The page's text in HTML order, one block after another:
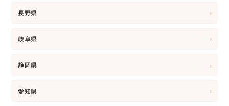
長野県 ›
岐阜県 ›
静岡県 ›
愛知県 ›